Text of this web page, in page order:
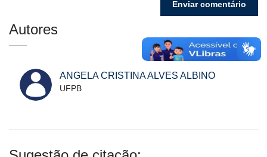
Autores
ANGELA CRISTINA ALVES ALBINO
UFPB